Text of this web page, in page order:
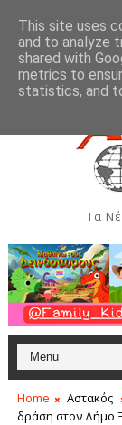
του Αστακού
Τα
Home Αστακός
δράση στον Δήμο
This site uses
and to analyze
shared with
metrics to
statistics, and